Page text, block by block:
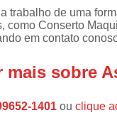
trabalho de uma
como Conserto
em contato
mais sobre
1401 ou clique